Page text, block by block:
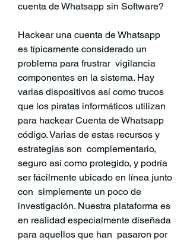
cuenta de Whatsapp sin Software?
Hackear una cuenta de Whatsapp
es típicamente considerado un
problema para frustrar  vigilancia
componentes en la sistema. Hay
varias dispositivos así como trucos
que los piratas informáticos utilizan
para hackear Cuenta de Whatsapp
código. Varias de estas recursos y
estrategias son  complementario,
seguro así como protegido, y podría
ser fácilmente ubicado en línea junto
con  simplemente un poco de
investigación. Nuestra plataforma es
en realidad especialmente diseñada
para aquellos que han  pasaron por